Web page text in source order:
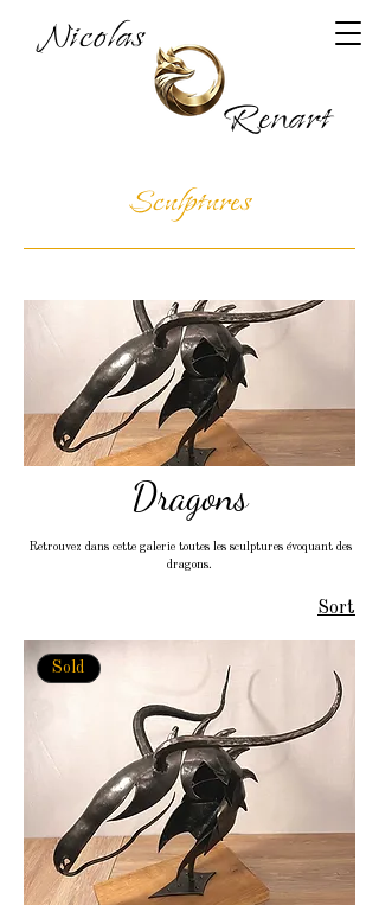
Nicolas
Renart
Sculptures
Dragons
Retrouvez dans cette galerie toutes les sculptures évoquant des
dragons.
Sort
Sold